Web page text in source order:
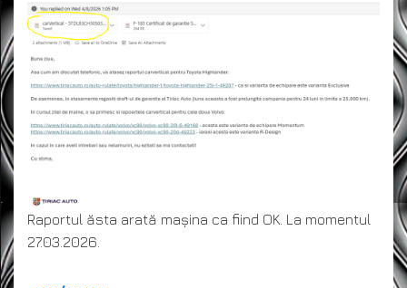
Raportul ăsta arată mașina ca fiind OK. La momentul
27.03.2026.